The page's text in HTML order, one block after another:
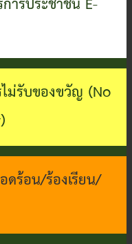
ม่รับของขวัญ (No
ดร้อน/ร้องเรียน/